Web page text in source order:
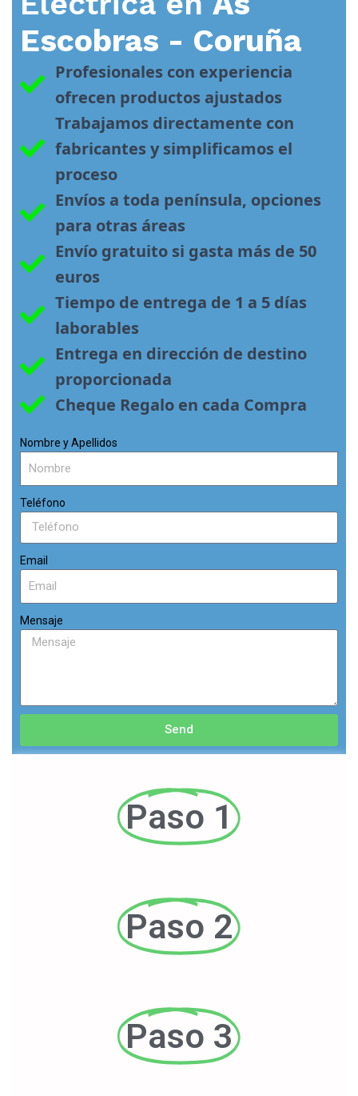
Escobras - Coruña
Profesionales con experiencia
ofrecen productos ajustados
Trabajamos directamente con
fabricantes y simplificamos el
proceso
Envíos a toda península, opciones
para otras áreas
Envío gratuito si gasta más de 50
euros
Tiempo de entrega de 1 a 5 días
laborables
Entrega en dirección de destino
proporcionada
Cheque Regalo en cada Compra
Nombre y Apellidos
Teléfono
Email
Mensaje
Send
Paso 1
Paso 2
Paso 3